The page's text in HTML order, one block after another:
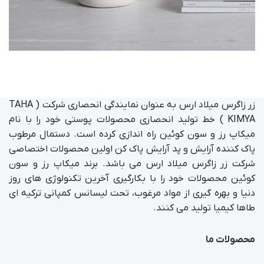
زر زاگرس میلاد ارس به عنوان نمایندگی انحصاری شرکت ( TAHA
KIMYA ) خط تولید انحصاری محصولات پوستی خود را با نام
میکاپ رز و سون کوئین راه اندازی کرده است. دستمال مرطوب
پاک کننده آرایش و پد آرایش پاک کن اولین محصولات اختصاصی
شرکت زر زاگرس میلاد ارس می باشد. برند میکاپ رز و سون
کوئین محصولات خود را با بکارگیری آخرین تکنولوژی های روز
دنیا و بهره گیری از مواد مرغوب، تحت لیسانس کمپانی ترکیه ای
طاها کیمیا تولید می کنند.
محصولات ما